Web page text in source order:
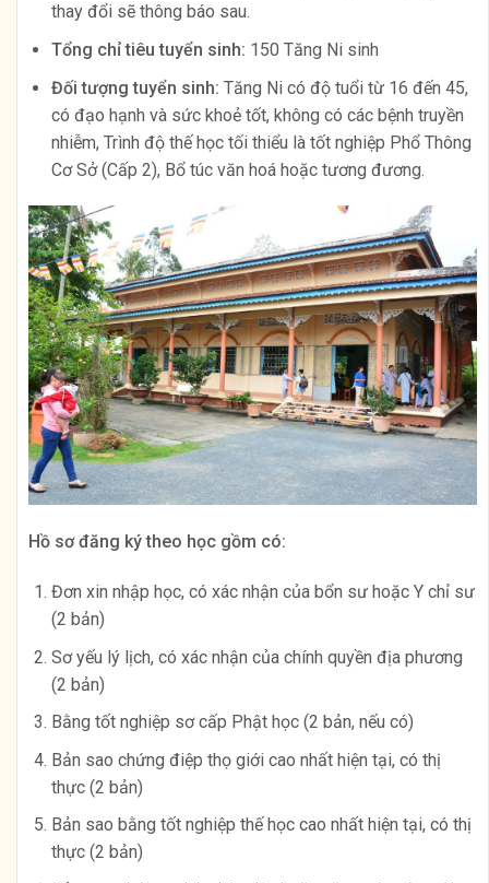
thay đổi sẽ thông báo sau.
Tổng chỉ tiêu tuyển sinh: 150 Tăng Ni sinh
Đối tượng tuyển sinh: Tăng Ni có độ tuổi từ 16 đến 45,
có đạo hạnh và sức khoẻ tốt, không có các bệnh truyền
nhiễm, Trình độ thế học tối thiểu là tốt nghiệp Phổ Thông
Cơ Sở (Cấp 2), Bổ túc văn hoá hoặc tương đương.
Hồ sơ đăng ký theo học gồm có:
Đơn xin nhập học, có xác nhận của bổn sư hoặc Y chỉ sư
(2 bản)
Sơ yếu lý lịch, có xác nhận của chính quyền địa phương
(2 bản)
Bằng tốt nghiệp sơ cấp Phật học (2 bản, nếu có)
Bản sao chứng điệp thọ giới cao nhất hiện tại, có thị
thực (2 bản)
Bản sao bằng tốt nghiệp thế học cao nhất hiện tại, có thị
thực (2 bản)